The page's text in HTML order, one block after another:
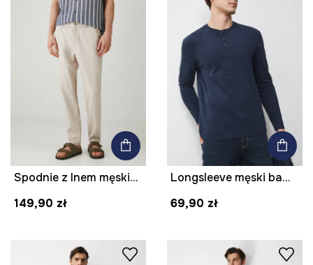
Spodnie z lnem męskie regular melanżowe kolor beżowy
149,90 zł
Longsleeve męski bawełniany
69,90 zł